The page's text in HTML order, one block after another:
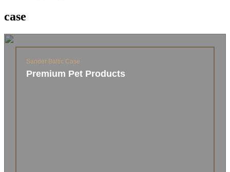
case
Sander Baltic Case
Premium Pet Products